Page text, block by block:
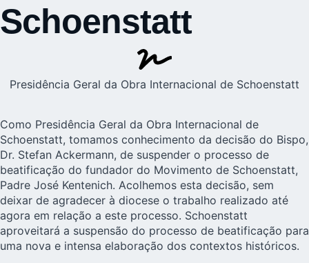
Schoenstatt
Presidência Geral da Obra Internacional de Schoenstatt
Como Presidência Geral da Obra Internacional de
Schoenstatt, tomamos conhecimento da decisão do Bispo,
Dr. Stefan Ackermann, de suspender o processo de
beatificação do fundador do Movimento de Schoenstatt,
Padre José Kentenich. Acolhemos esta decisão, sem
deixar de agradecer à diocese o trabalho realizado até
agora em relação a este processo. Schoenstatt
aproveitará a suspensão do processo de beatificação para
uma nova e intensa elaboração dos contextos históricos.